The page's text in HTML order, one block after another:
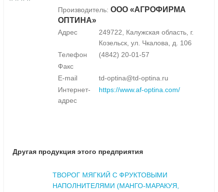
Производитель: ООО «АГРОФИРМА
ОПТИНА»
Адрес
249722, Калужская область, г.
Козельск, ул. Чкалова, д. 106
Телефон
(4842) 20-01-57
Факс
E-mail
td-optina@td-optina.ru
Интернет-
адрес
https://www.af-optina.com/
Другая продукция этого предприятия
ТВОРОГ МЯГКИЙ С ФРУКТОВЫМИ
НАПОЛНИТЕЛЯМИ (МАНГО-МАРАКУЯ,